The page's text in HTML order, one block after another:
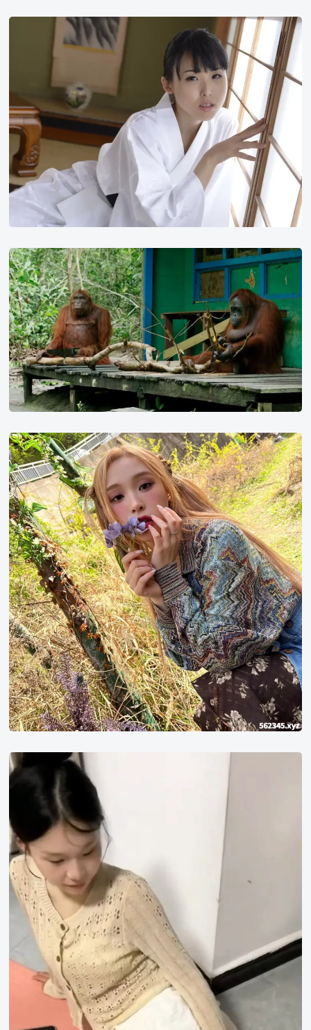
《伊
被
业
界
人
士
选
为
「年
度
糟
综
艺」：
刻
意
制
造
话
题
上
美
豆
瓣
电
影
2017
年
榜
单
评
分
高
的
纪
录
片
第
2
名
dreamcatcher
李
佳
泫
不
爱
但
爱
你
呀